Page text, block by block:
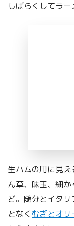
しばらくしてラー
生ハムの用に見
ん草、味玉、細
ど。随分とイタ
となく むぎとオリ